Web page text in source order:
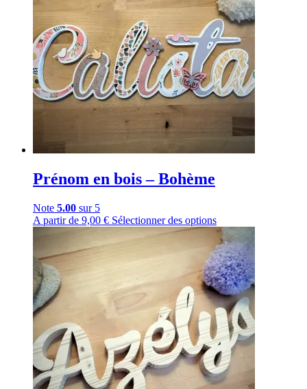
Prénom en bois – Bohème
Note 5.00 sur 5
A partir de 9,00 € Sélectionner des options